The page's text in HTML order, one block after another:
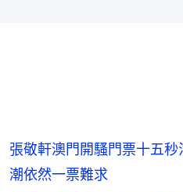
張敬軒澳門開騷門票十五
潮依然一票難求